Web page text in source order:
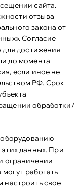
сайта.
отзыва
закона от
Согласие
для достижения
до момента
если иное не
РФ. Срок
обработки/
оборудованию
данных. При
ограничении
работать
настроить свое